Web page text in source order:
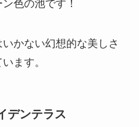
色の池です！
かない幻想的な美しさ
ます。
デンテラス